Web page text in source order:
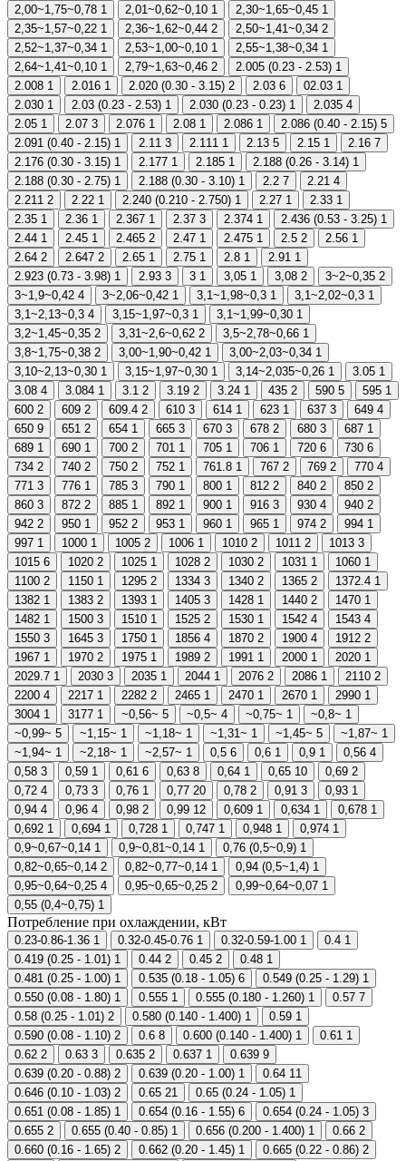
2,00~1,75~0,78 1 2,01~0,62~0,10 1 2,30~1,65~0,45 1
2,35~1,57~0,22 1 2,36~1,62~0,44 2 2,50~1,41~0,34 2
2,52~1,37~0,34 1 2,53~1,00~0,10 1 2,55~1,38~0,34 1
2,64~1,41~0,10 1 2,79~1,63~0,46 2 2.005 (0.23 - 2.53) 1
2.008 1 2.016 1 2.020 (0.30 - 3.15) 2 2.03 6 02.03 1
2.030 1 2.03 (0.23 - 2.53) 1 2.030 (0.23 - 0.23) 1 2.035 4
2.05 1 2.07 3 2.076 1 2.08 1 2.086 1 2.086 (0.40 - 2.15) 5
2.091 (0.40 - 2.15) 1 2.11 3 2.111 1 2.13 5 2.15 1 2.16 7
2.176 (0.30 - 3.15) 1 2.177 1 2.185 1 2.188 (0.26 - 3.14) 1
2.188 (0.30 - 2.75) 1 2.188 (0.30 - 3.10) 1 2.2 7 2.21 4
2.211 2 2.22 1 2.240 (0.210 - 2.750) 1 2.27 1 2.33 1
2.35 1 2.36 1 2.367 1 2.37 3 2.374 1 2.436 (0.53 - 3.25) 1
2.44 1 2.45 1 2.465 2 2.47 1 2.475 1 2.5 2 2.56 1
2.64 2 2.647 2 2.65 1 2.75 1 2.8 1 2.91 1
2.923 (0.73 - 3.98) 1 2.93 3 3 1 3,05 1 3,08 2 3~2~0,35 2
3~1,9~0,42 4 3~2,06~0,42 1 3,1~1,98~0,3 1 3,1~2,02~0,3 1
3,1~2,13~0,3 4 3,15~1,97~0,3 1 3,1~1,99~0,30 1
3,2~1,45~0,35 2 3,31~2,6~0,62 2 3,5~2,78~0,66 1
3,8~1,75~0,38 2 3,00~1,90~0,42 1 3,00~2,03~0,34 1
3,10~2,13~0,30 1 3,15~1,97~0,30 1 3,14~2,035~0,26 1 3.05 1
3.08 4 3.084 1 3.1 2 3.19 2 3.24 1 435 2 590 5 595 1
600 2 609 2 609.4 2 610 3 614 1 623 1 637 3 649 4
650 9 651 2 654 1 665 3 670 3 678 2 680 3 687 1
689 1 690 1 700 2 701 1 705 1 706 1 720 6 730 6
734 2 740 2 750 2 752 1 761.8 1 767 2 769 2 770 4
771 3 776 1 785 3 790 1 800 1 812 2 840 2 850 2
860 3 872 2 885 1 892 1 900 1 916 3 930 4 940 2
942 2 950 1 952 2 953 1 960 1 965 1 974 2 994 1
997 1 1000 1 1005 2 1006 1 1010 2 1011 2 1013 3
1015 6 1020 2 1025 1 1028 2 1030 2 1031 1 1060 1
1100 2 1150 1 1295 2 1334 3 1340 2 1365 2 1372.4 1
1382 1 1383 2 1393 1 1405 3 1428 1 1440 2 1470 1
1482 1 1500 3 1510 1 1525 2 1530 1 1542 4 1543 4
1550 3 1645 3 1750 1 1856 4 1870 2 1900 4 1912 2
1967 1 1970 2 1975 1 1989 2 1991 1 2000 1 2020 1
2029.7 1 2030 3 2035 1 2044 1 2076 2 2086 1 2110 2
2200 4 2217 1 2282 2 2465 1 2470 1 2670 1 2990 1
3004 1 3177 1 ~0,56~ 5 ~0,5~ 4 ~0,75~ 1 ~0,8~ 1
~0,99~ 5 ~1,15~ 1 ~1,18~ 1 ~1,31~ 1 ~1,45~ 5 ~1,87~ 1
~1,94~ 1 ~2,18~ 1 ~2,57~ 1 0,5 6 0,6 1 0,9 1 0,56 4
0,58 3 0,59 1 0,61 6 0,63 8 0,64 1 0,65 10 0,69 2
0,72 4 0,73 3 0,76 1 0,77 20 0,78 2 0,91 3 0,93 1
0,94 4 0,96 4 0,98 2 0,99 12 0,609 1 0,634 1 0,678 1
0,692 1 0,694 1 0,728 1 0,747 1 0,948 1 0,974 1
0,9~0,67~0,14 1 0,9~0,81~0,14 1 0,76 (0,5~0,9) 1
0,82~0,65~0,14 2 0,82~0,77~0,14 1 0,94 (0,5~1,4) 1
0,95~0,64~0,25 4 0,95~0,65~0,25 2 0,99~0,64~0,07 1
0,55 (0,4~0,75) 1
Потребление при охлаждении, кВт
0.23-0.86-1.36 1 0.32-0.45-0.76 1 0.32-0.59-1.00 1 0.4 1
0.419 (0.25 - 1.01) 1 0.44 2 0.45 2 0.48 1
0.481 (0.25 - 1.00) 1 0.535 (0.18 - 1.05) 6 0.549 (0.25 - 1.29) 1
0.550 (0.08 - 1.80) 1 0.555 1 0.555 (0.180 - 1.260) 1 0.57 7
0.58 (0.25 - 1.01) 2 0.580 (0.140 - 1.400) 1 0.59 1
0.590 (0.08 - 1.10) 2 0.6 8 0.600 (0.140 - 1.400) 1 0.61 1
0.62 2 0.63 3 0.635 2 0.637 1 0.639 9
0.639 (0.20 - 0.88) 2 0.639 (0.20 - 1.00) 1 0.64 11
0.646 (0.10 - 1.03) 2 0.65 21 0.65 (0.24 - 1.05) 1
0.651 (0.08 - 1.85) 1 0.654 (0.16 - 1.55) 6 0.654 (0.24 - 1.05) 3
0.655 2 0.655 (0.40 - 0.85) 1 0.656 (0.200 - 1.400) 1 0.66 2
0.660 (0.16 - 1.65) 2 0.662 (0.20 - 1.45) 1 0.665 (0.22 - 0.86) 2